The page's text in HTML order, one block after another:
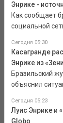
Энрике -
Как сообщает
социальной
Сегодня 05:30
Касагранде
Энрике из
Бразильский
объяснил
Сегодня 05:23
Луис Энрике и
Globo